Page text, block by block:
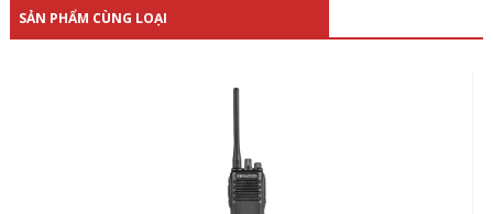
SẢN PHẨM CÙNG LOẠI